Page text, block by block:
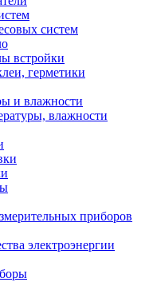
систем
встройки
герметики
и влажности
влажности
приборов
электроэнергии